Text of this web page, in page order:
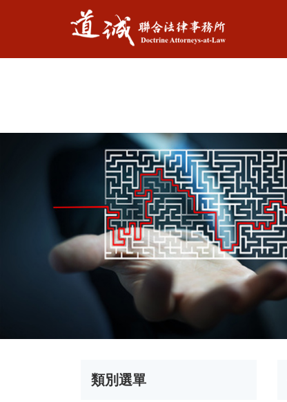
類別選單